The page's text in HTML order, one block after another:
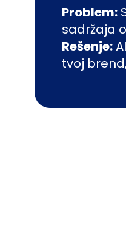
Problem:
sadržaja
Rešenje:
tvoj